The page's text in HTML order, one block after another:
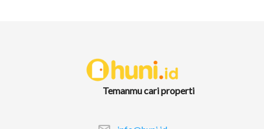
Temanmu cari properti